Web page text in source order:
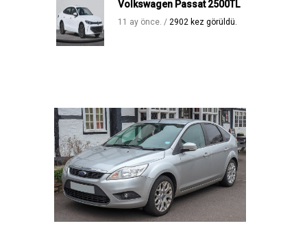
Volkswagen Passat 2500TL
11 ay önce. / 2902 kez görüldü.